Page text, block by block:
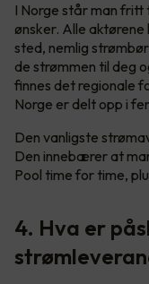
I Norge står man fritt
ønsker. Alle
sted, nemlig
de strømmen til deg
finnes det regionale
Norge er delt opp i
Den vanligste
Den innebærer at
Pool time for time,
4. Hva er